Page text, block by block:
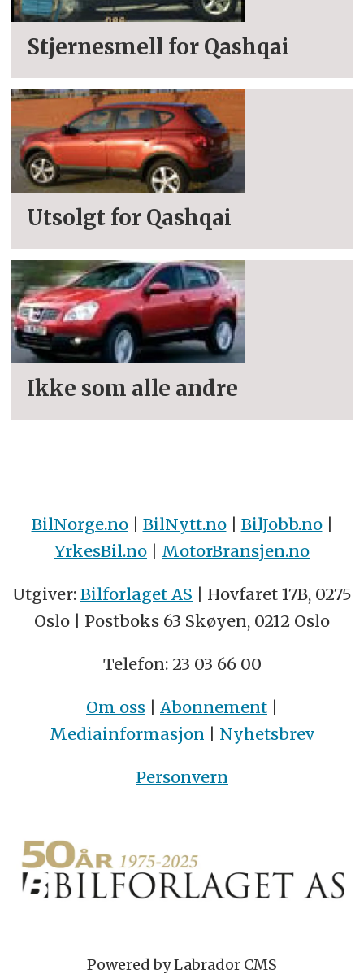
Stjernesmell for Qashqai
Utsolgt for Qashqai
Ikke som alle andre
BilNorge.no| BilNytt.no| BilJobb.no|
YrkesBil.no | MotorBransjen.no
Utgiver: Bilforlaget AS | Hovfaret 17B, 0275
Oslo | Postboks 63 Skøyen, 0212 Oslo
Telefon: 23 03 66 00
Om oss | Abonnement |
Mediainformasjon | Nyhetsbrev
Personvern
Powered by Labrador CMS